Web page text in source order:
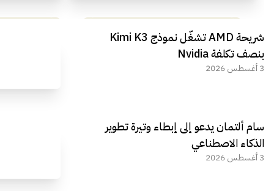
مراجعة شاملة لعملاق الألعاب
الجديد REDMAGIC 11 AIR
شريحة AMD تشغّل نموذج Kimi K3
بنصف تكلفة Nvidia
3 أغسطس 2026
سام ألتمان يدعو إلى إبطاء وتيرة تطوير
الذكاء الاصطناعي
3 أغسطس 2026